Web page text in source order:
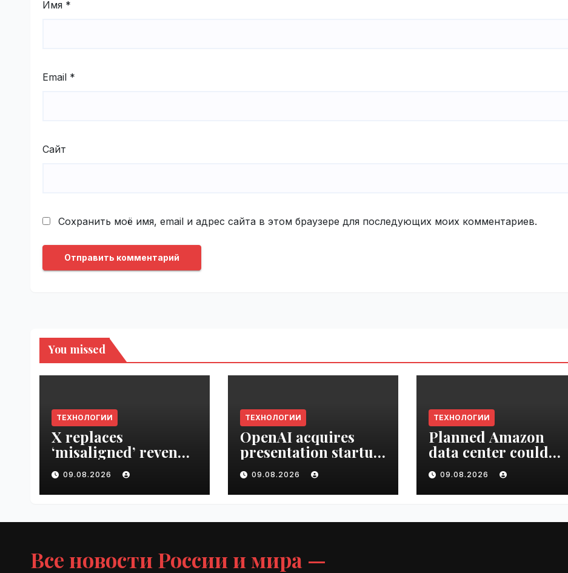
Имя *
Email *
Сайт
Сохранить моё имя, email и адрес сайта в этом браузере для последующих моих комментариев.
You missed
ТЕХНОЛОГИИ
X replaces
‘misaligned’ revenue
sharing program
with Original
Content Rewards |
09.08.2026
ТЕХНОЛОГИИ
OpenAI acquires
presentation startup
NextSlide |
VseTime.ru
09.08.2026
ТЕХНОЛОГИИ
Planned Amazon
data center could
become the biggest
climate polluter in
the U.S. | VseTime.ru
09.08.2026
Все новости России и мира —